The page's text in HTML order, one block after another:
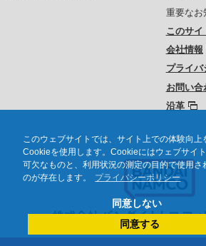
このウェブサイトでは、サイト上での体験向上
Cookieを使用します。Cookieにはウェブサイ
可欠なものと、利用状況の測定の目的で使用さ
のが存在します。
プライバシーポリシー
同意しない
同意する
重要なお
このサイ
会社情報
プライバ
お問い合
沿革